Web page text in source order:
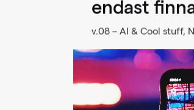
endast
v.08 – AI & Cool stuff,